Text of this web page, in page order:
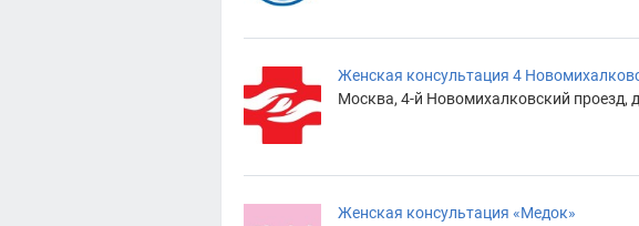
Женская консультация 4
Москва, 4-й Новомихалковский проезд,
Женская консультация «Медок»